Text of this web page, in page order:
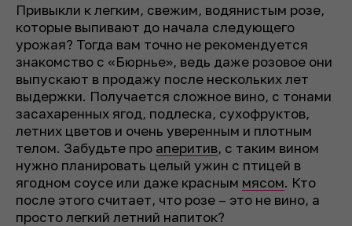
Привыкли к легким, свежим, водянистым розе,
которые выпивают до начала следующего
урожая? Тогда вам точно не рекомендуется
знакомство с «Бюрнье», ведь даже розовое они
выпускают в продажу после нескольких лет
выдержки. Получается сложное вино, с тонами
засахаренных ягод, подлеска, сухофруктов,
летних цветов и очень уверенным и плотным
телом. Забудьте про аперитив, с таким вином
нужно планировать целый ужин с птицей в
ягодном соусе или даже красным мясом. Кто
после этого считает, что розе – это не вино, а
просто легкий летний напиток?